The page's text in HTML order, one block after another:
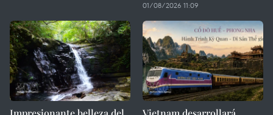
01/08/2026 11:09